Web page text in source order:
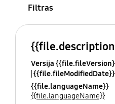
Filtras
Versija
{{file.fileModifiedDate}}
{{file.languageName}}
{{file.languageName}}